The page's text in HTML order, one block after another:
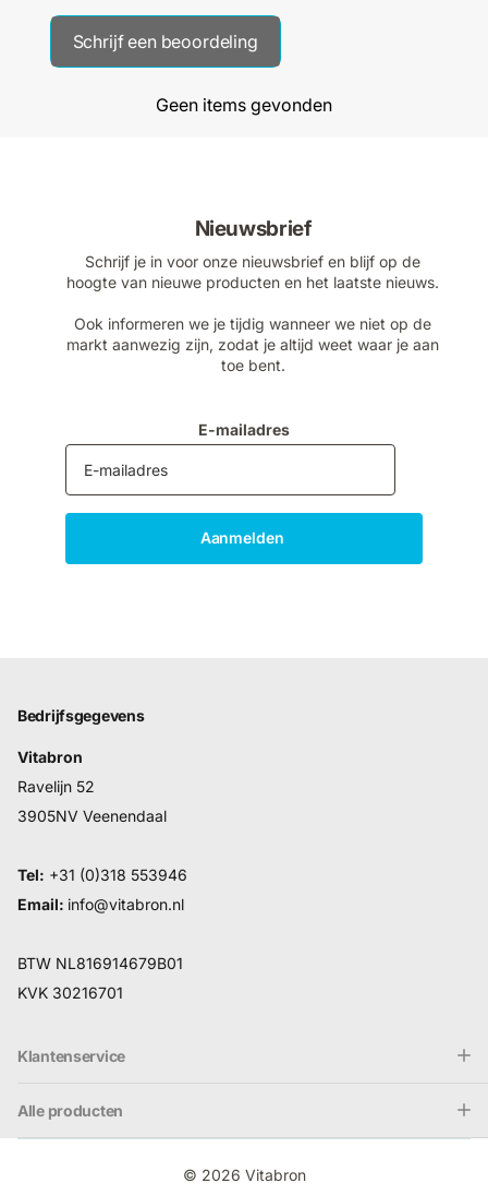
Schrijf een beoordeling
Geen items gevonden
Nieuwsbrief
Schrijf je in voor onze nieuwsbrief en blijf op de
hoogte van nieuwe producten en het laatste nieuws.
Ook informeren we je tijdig wanneer we niet op de
markt aanwezig zijn, zodat je altijd weet waar je aan
toe bent.
E-mailadres
Aanmelden
Klantenservice
Alle producten
Bedrijfsgegevens
Vitabron
Ravelijn 52
3905NV Veenendaal
Tel: +31 (0)318 553946
Email: info@vitabron.nl
BTW NL816914679B01
KVK 30216701
© 2026 Vitabron